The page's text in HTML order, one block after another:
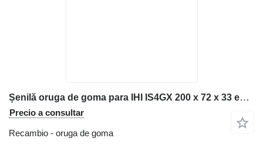
Șenilă oruga de goma para IHI IS4GX 200 x 72 x 33 excavadora
Precio a consultar
Recambio - oruga de goma